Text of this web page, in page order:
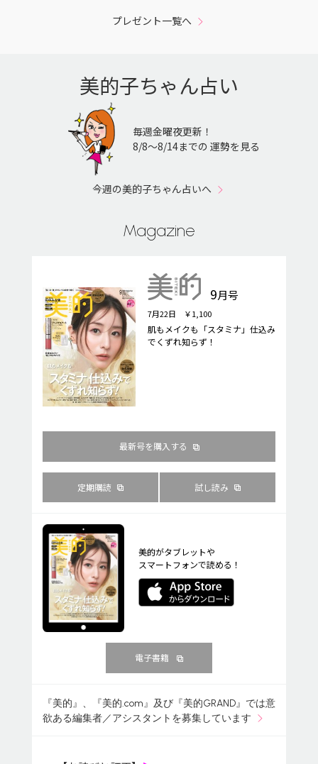
プレゼント一覧へ
美的子ちゃん占い
毎週金曜夜更新！
8/8〜8/14までの 運勢を見る
今週の美的子ちゃん占いへ
Magazine
9月号
7月22日 ￥1,100
肌もメイクも「スタミナ」仕込み
でくずれ知らず！
最新号を購入する
定期購読 試し読み
美的がタブレットや
スマートフォンで読める！
電子書籍
『美的』、『美的.com』及び『美的GRAND』では意
欲ある編集者／アシスタントを募集しています